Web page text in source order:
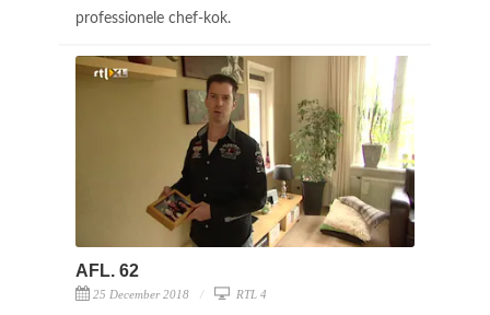
professionele chef-kok.
AFL. 62
25 December 2018 RTL 4